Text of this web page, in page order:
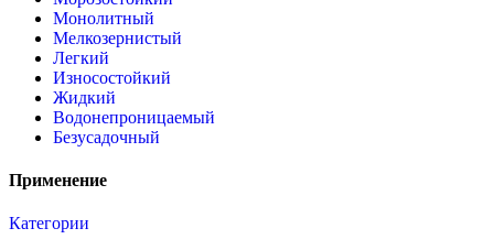
Монолитный
Мелкозернистый
Легкий
Износостойкий
Жидкий
Водонепроницаемый
Безусадочный
Применение
Категории